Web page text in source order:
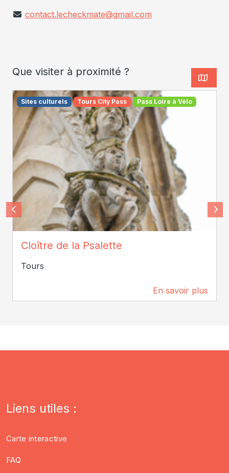
contact.lecheckmate@gmail.com
Que visiter à proximité ?
Sites culturels Tours City Pass Pass Loire à Vélo
Cloître de la Psalette
Tours
En savoir plus
Liens utiles :
Carte interactive
FAQ